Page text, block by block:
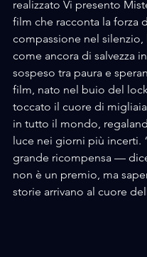
realizzato Vi presento
film che racconta la forza
compassione nel silenzio,
come ancora di salvezza
sospeso tra paura e
film, nato nel buio del
toccato il cuore di
in tutto il mondo,
luce nei giorni più incerti.
grande ricompensa —
non è un premio, ma
storie arrivano al cuore